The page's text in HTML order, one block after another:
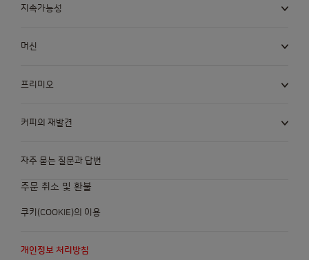
지속가능성
머신
프리미오
커피의 재발견
자주 묻는 질문과 답변
주문 취소 및 환불
쿠키(COOKIE)의 이용
개인정보 처리방침